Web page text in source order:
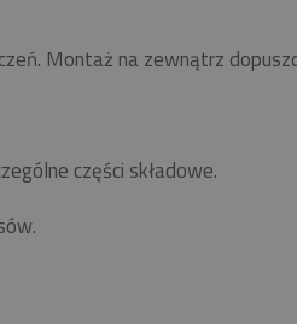
Montaż na zewnątrz
części składowe.